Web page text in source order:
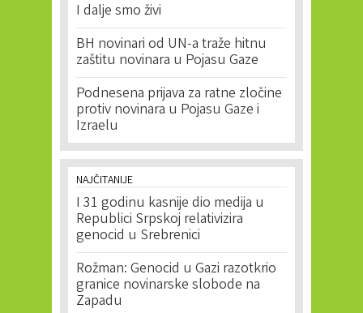
I dalje smo živi
BH novinari od UN-a traže hitnu
zaštitu novinara u Pojasu Gaze
Podnesena prijava za ratne zločine
protiv novinara u Pojasu Gaze i
Izraelu
NAJČITANIJE
I 31 godinu kasnije dio medija u
Republici Srpskoj relativizira
genocid u Srebrenici
Rožman: Genocid u Gazi razotkrio
granice novinarske slobode na
Zapadu